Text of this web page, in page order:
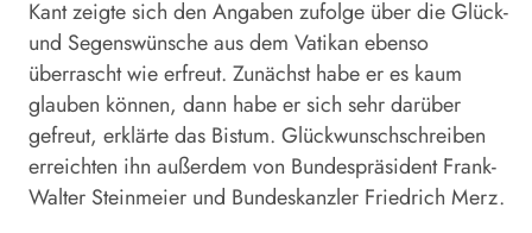
Kant zeigte sich den Angaben zufolge über die Glück-
und Segenswünsche aus dem Vatikan ebenso
überrascht wie erfreut. Zunächst habe er es kaum
glauben können, dann habe er sich sehr darüber
gefreut, erklärte das Bistum. Glückwunschschreiben
erreichten ihn außerdem von Bundespräsident Frank-
Walter Steinmeier und Bundeskanzler Friedrich Merz.